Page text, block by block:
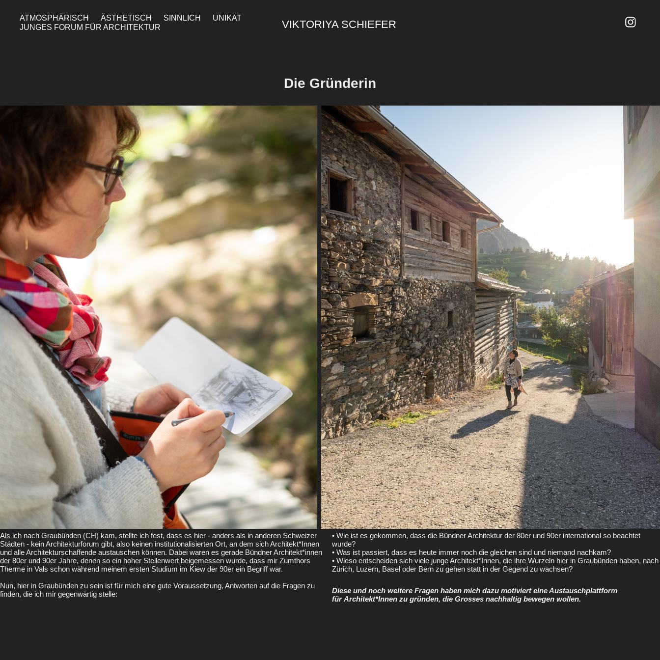
ATMOSPHÄRISCH ÄSTHETISCH SINNLICH
UNIKAT
JUNGES FORUM FÜR ARCHITEKTUR
VIKTORIYA SCHIEFER
Die Gründerin
Als ich nach Graubünden (CH) kam, stellte ich fest, dass es hier - anders als in anderen Schweizer
Städten - kein Architekturforum gibt, also keinen institutionalisierten Ort, an dem sich Architekt*Innen
und alle Architekturschaffende austauschen können. Dabei waren es gerade Bündner Architekt*innen
der 80er und 90er Jahre, denen so ein hoher Stellenwert beigemessen wurde, dass mir Zumthors
Therme in Vals schon während meinem ersten Studium im Kiew der 90er ein Begriff war.
Nun, hier in Graubünden zu sein ist für mich eine gute Voraussetzung, Antworten auf die Fragen zu
finden, die ich mir gegenwärtig stelle:
• Wie ist es gekommen, dass die Bündner Architektur der 80er und 90er international so beachtet
wurde?
• Was ist passiert, dass es heute immer noch die gleichen sind und niemand nachkam?
• Wieso entscheiden sich viele junge Architekt*Innen, die ihre Wurzeln hier in Graubünden haben, nach
Zürich, Luzern, Basel oder Bern zu gehen statt in der Gegend zu wachsen?
Diese und noch weitere Fragen haben mich dazu motiviert eine Austauschplattform
für Architekt*Innen zu gründen, die Grosses nachhaltig bewegen wollen.